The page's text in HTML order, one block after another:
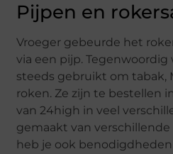
Pijpen en
Vroeger gebeurde het
via een pijp.
steeds gebruikt om tabak,
roken. Ze zijn te bestellen
van 24high in veel
gemaakt van
heb je ook